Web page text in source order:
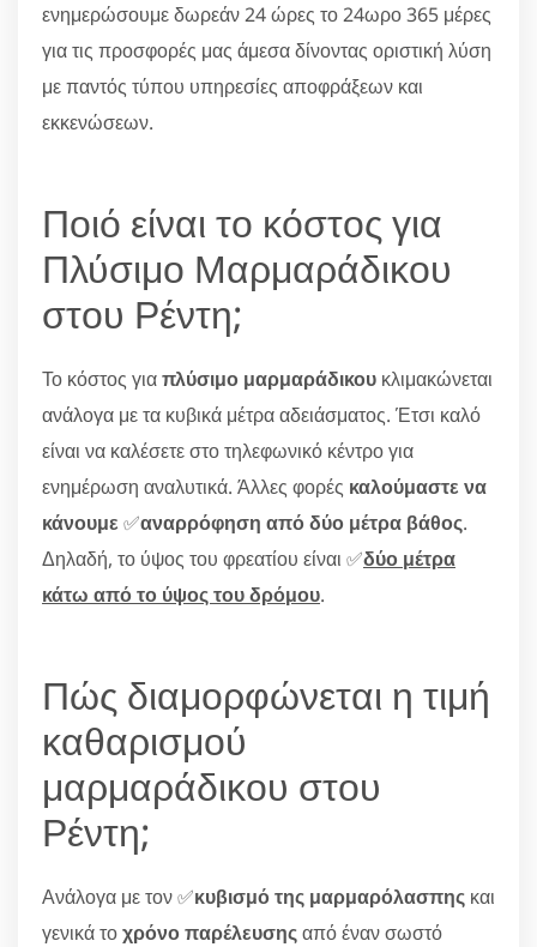
ενημερώσουμε δωρεάν 24 ώρες το 24ωρο 365 μέρες
για τις προσφορές μας άμεσα δίνοντας οριστική λύση
με παντός τύπου υπηρεσίες αποφράξεων και
εκκενώσεων.
Ποιό είναι το κόστος για
Πλύσιμο Μαρμαράδικου
στου Ρέντη;
Το κόστος γιαπλύσιμο μαρμαράδικου κλιμακώνεται
ανάλογα με τα κυβικά μέτρα αδειάσματος. Έτσι καλό
είναι να καλέσετε στο τηλεφωνικό κέντρο για
ενημέρωση αναλυτικά. Άλλες φορές καλούμαστε να
κάνουμε ✅αναρρόφηση από δύο μέτρα βάθος.
Δηλαδή, το ύψος του φρεατίου είναι ✅δύο μέτρα
κάτω από το ύψος του δρόμου.
Πώς διαμορφώνεται η τιμή
καθαρισμού
μαρμαράδικου στου
Ρέντη;
Ανάλογα με τον ✅κυβισμό της μαρμαρόλασπης και
γενικά τοχρόνο παρέλευσηςαπό έναν σωστό